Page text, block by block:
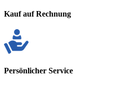
Kauf auf Rechnung
Persönlicher Service